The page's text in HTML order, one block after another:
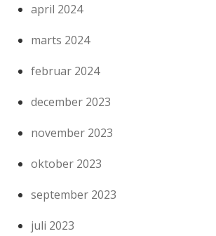
april 2024
marts 2024
februar 2024
december 2023
november 2023
oktober 2023
september 2023
juli 2023